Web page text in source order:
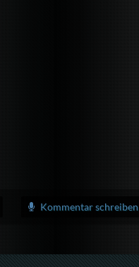
Kommentar schreiben